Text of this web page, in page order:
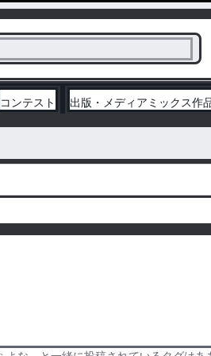
コンテスト 出版・メディアミックス作